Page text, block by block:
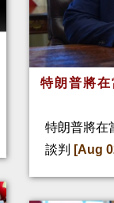
特朗普將
特朗普將在
談判
[Aug